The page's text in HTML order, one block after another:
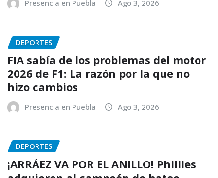
Presencia en Puebla Ago 3, 2026
DEPORTES
FIA sabía de los problemas del motor
2026 de F1: La razón por la que no
hizo cambios
Presencia en Puebla Ago 3, 2026
DEPORTES
¡ARRÁEZ VA POR EL ANILLO! Phillies